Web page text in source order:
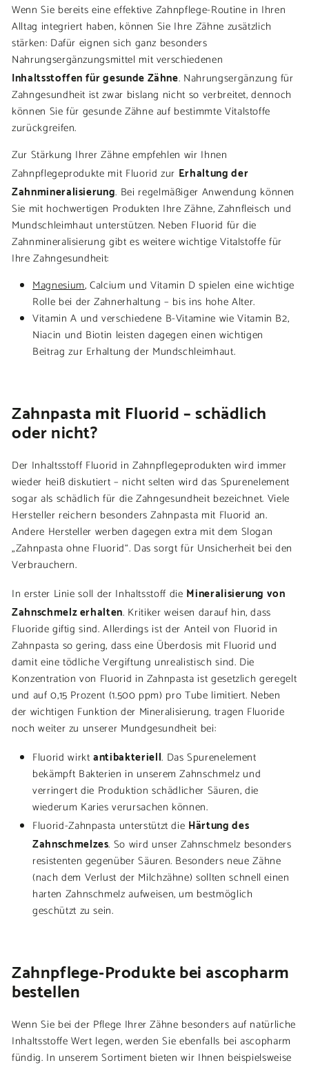
Wenn Sie bereits eine effektive Zahnpflege-Routine in Ihren
Alltag integriert haben, können Sie Ihre Zähne zusätzlich
stärken: Dafür eignen sich ganz besonders
Nahrungsergänzungsmittel mit verschiedenen
Inhaltsstoffen für gesunde Zähne. Nahrungsergänzung für
Zahngesundheit ist zwar bislang nicht so verbreitet, dennoch
können Sie für gesunde Zähne auf bestimmte Vitalstoffe
zurückgreifen.
Zur Stärkung Ihrer Zähne empfehlen wir Ihnen
Zahnpflegeprodukte mit Fluorid zur Erhaltung der
Zahnmineralisierung. Bei regelmäßiger Anwendung können
Sie mit hochwertigen Produkten Ihre Zähne, Zahnfleisch und
Mundschleimhaut unterstützen. Neben Fluorid für die
Zahnmineralisierung gibt es weitere wichtige Vitalstoffe für
Ihre Zahngesundheit:
Magnesium, Calcium und Vitamin D spielen eine wichtige
Rolle bei der Zahnerhaltung – bis ins hohe Alter.
Vitamin A und verschiedene B-Vitamine wie Vitamin B2,
Niacin und Biotin leisten dagegen einen wichtigen
Beitrag zur Erhaltung der Mundschleimhaut.
Zahnpasta mit Fluorid – schädlich
oder nicht?
Der Inhaltsstoff Fluorid in Zahnpflegeprodukten wird immer
wieder heiß diskutiert – nicht selten wird das Spurenelement
sogar als schädlich für die Zahngesundheit bezeichnet. Viele
Hersteller reichern besonders Zahnpasta mit Fluorid an.
Andere Hersteller werben dagegen extra mit dem Slogan
„Zahnpasta ohne Fluorid“. Das sorgt für Unsicherheit bei den
Verbrauchern.
In erster Linie soll der Inhaltsstoff die Mineralisierung von
Zahnschmelz erhalten. Kritiker weisen darauf hin, dass
Fluoride giftig sind. Allerdings ist der Anteil von Fluorid in
Zahnpasta so gering, dass eine Überdosis mit Fluorid und
damit eine tödliche Vergiftung unrealistisch sind. Die
Konzentration von Fluorid in Zahnpasta ist gesetzlich geregelt
und auf 0,15 Prozent (1.500 ppm) pro Tube limitiert. Neben
der wichtigen Funktion der Mineralisierung, tragen Fluoride
noch weiter zu unserer Mundgesundheit bei:
Fluorid wirktantibakteriell. Das Spurenelement
bekämpft Bakterien in unserem Zahnschmelz und
verringert die Produktion schädlicher Säuren, die
wiederum Karies verursachen können.
Fluorid-Zahnpasta unterstützt die Härtung des
Zahnschmelzes. So wird unser Zahnschmelz besonders
resistenten gegenüber Säuren. Besonders neue Zähne
(nach dem Verlust der Milchzähne) sollten schnell einen
harten Zahnschmelz aufweisen, um bestmöglich
geschützt zu sein.
Zahnpflege-Produkte bei ascopharm
bestellen
Wenn Sie bei der Pflege Ihrer Zähne besonders auf natürliche
Inhaltsstoffe Wert legen, werden Sie ebenfalls bei ascopharm
fündig. In unserem Sortiment bieten wir Ihnen beispielsweise